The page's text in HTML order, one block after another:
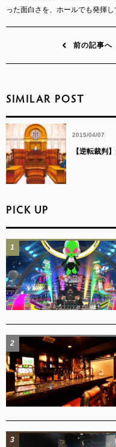
った面白さを、ホールでも発揮し
前の記事へ
SIMILAR POST
2015/04/07
【逆転裁判
PICK UP
1
2
3